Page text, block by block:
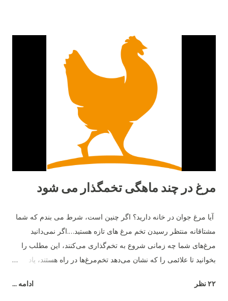
آب و غذای آن ها چک و تمیز شده و اطمینان حاصل کرد که کپک و
باقی مانده غذای فاسد در ظروف باقی نماند.
مرغ در چند ماهگی تخمگذار می شود
آیا مرغ جوان در خانه دارید؟ اگر چنین است، شرط می بندم که شما
مشتاقانه منتظر رسیدن تخم مرغ های تازه هستید….اگر نمی‌دانید
مرغ‌های شما چه زمانی شروع به تخم‌گذاری می‌کنند، این مطلب را
بخوانید تا علائمی را که نشان می‌دهد تخم‌مرغ‌ها در راه هستند، یاد
می‌کنند، چگونگی نقش نژاد و چند نشانه مبنی بر اینکه تخم‌ها در راه
۲۲ نظر ادامه ...